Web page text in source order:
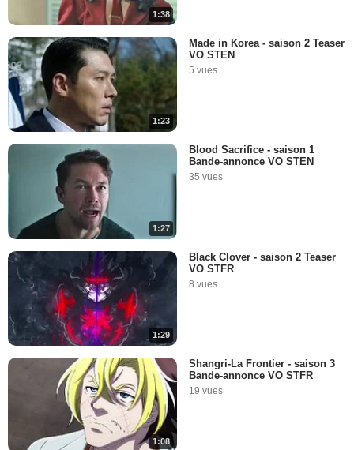
1:38
1:23
Made in Korea - saison 2 Teaser
VO STEN
5 vues
1:27
Blood Sacrifice - saison 1
Bande-annonce VO STEN
35 vues
1:29
Black Clover - saison 2 Teaser
VO STFR
8 vues
1:08
Shangri-La Frontier - saison 3
Bande-annonce VO STFR
19 vues